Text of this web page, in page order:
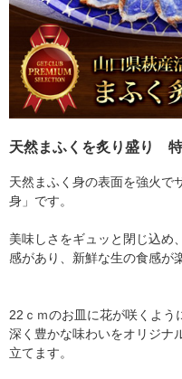
天然まふくを炙り盛り
天然まふく身の表面を強火で
身」です。
美味しさをギュッと閉じ込め
感があり、新鮮な生の食感が
22ｃｍのお皿に花が咲くよ
深く豊かな味わいをオリジナ
立てます。